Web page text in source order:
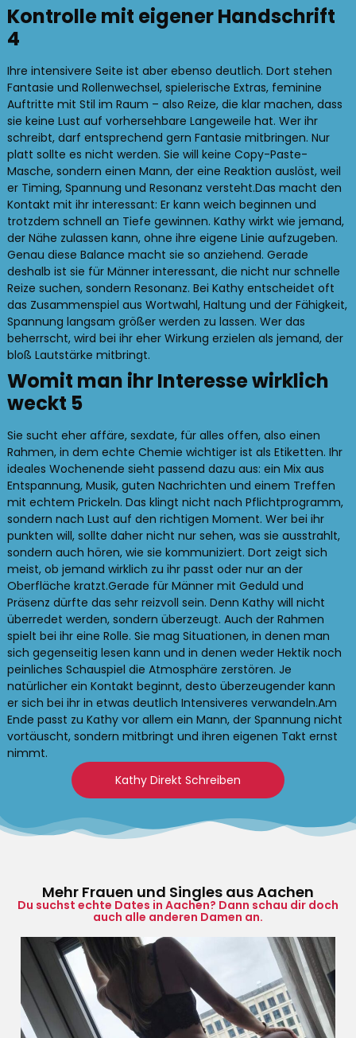
Kontrolle mit eigener Handschrift
4
Ihre intensivere Seite ist aber ebenso deutlich. Dort stehen
Fantasie und Rollenwechsel, spielerische Extras, feminine
Auftritte mit Stil im Raum – also Reize, die klar machen, dass
sie keine Lust auf vorhersehbare Langeweile hat. Wer ihr
schreibt, darf entsprechend gern Fantasie mitbringen. Nur
platt sollte es nicht werden. Sie will keine Copy-Paste-
Masche, sondern einen Mann, der eine Reaktion auslöst, weil
er Timing, Spannung und Resonanz versteht.Das macht den
Kontakt mit ihr interessant: Er kann weich beginnen und
trotzdem schnell an Tiefe gewinnen. Kathy wirkt wie jemand,
der Nähe zulassen kann, ohne ihre eigene Linie aufzugeben.
Genau diese Balance macht sie so anziehend. Gerade
deshalb ist sie für Männer interessant, die nicht nur schnelle
Reize suchen, sondern Resonanz. Bei Kathy entscheidet oft
das Zusammenspiel aus Wortwahl, Haltung und der Fähigkeit,
Spannung langsam größer werden zu lassen. Wer das
beherrscht, wird bei ihr eher Wirkung erzielen als jemand, der
bloß Lautstärke mitbringt.
Womit man ihr Interesse wirklich
weckt 5
Sie sucht eher affäre, sexdate, für alles offen, also einen
Rahmen, in dem echte Chemie wichtiger ist als Etiketten. Ihr
ideales Wochenende sieht passend dazu aus: ein Mix aus
Entspannung, Musik, guten Nachrichten und einem Treffen
mit echtem Prickeln. Das klingt nicht nach Pflichtprogramm,
sondern nach Lust auf den richtigen Moment. Wer bei ihr
punkten will, sollte daher nicht nur sehen, was sie ausstrahlt,
sondern auch hören, wie sie kommuniziert. Dort zeigt sich
meist, ob jemand wirklich zu ihr passt oder nur an der
Oberfläche kratzt.Gerade für Männer mit Geduld und
Präsenz dürfte das sehr reizvoll sein. Denn Kathy will nicht
überredet werden, sondern überzeugt. Auch der Rahmen
spielt bei ihr eine Rolle. Sie mag Situationen, in denen man
sich gegenseitig lesen kann und in denen weder Hektik noch
peinliches Schauspiel die Atmosphäre zerstören. Je
natürlicher ein Kontakt beginnt, desto überzeugender kann
er sich bei ihr in etwas deutlich Intensiveres verwandeln.Am
Ende passt zu Kathy vor allem ein Mann, der Spannung nicht
vortäuscht, sondern mitbringt und ihren eigenen Takt ernst
nimmt.
Kathy Direkt Schreiben
Mehr Frauen und Singles aus Aachen
Du suchst echte Dates in Aachen? Dann schau dir doch
auch alle anderen Damen an.